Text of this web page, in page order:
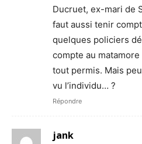
Ducruet, ex-mari de
faut aussi tenir
quelques policiers
compte au
tout permis. Mais
vu l’individu… ?
Répondre
jank